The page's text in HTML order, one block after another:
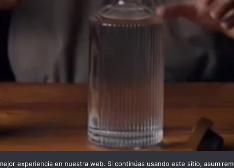
experiencia en nuestra web. Si continúas usando este sitio,